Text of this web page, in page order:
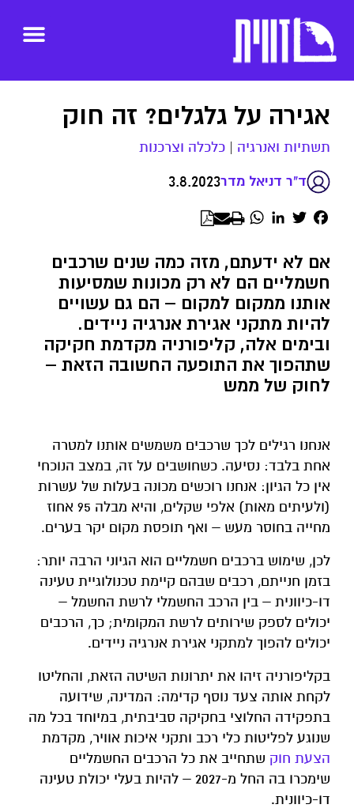
אגירה על גלגלים? זה חוק
תשתיות ואנרגיה | כלכלה וצרכנות
ד"ר דניאל מדר3.8.2023
Facebook
Twitter
LinkedIn
WhatsApp
אם לא ידעתם, מזה כמה שנים שרכבים
חשמליים הם לא רק מכונות שמסיעות
אותנו ממקום למקום – הם גם עשויים
להיות מתקני אגירת אנרגיה ניידים.
ובימים אלה, קליפורניה מקדמת חקיקה
שתהפוך את התופעה החשובה הזאת –
לחוק של ממש
אנחנו רגילים לכך שרכבים משמשים אותנו למטרה
אחת בלבד: נסיעה. כשחושבים על זה, במצב הנוכחי
אין כל הגיון: אנחנו רוכשים מכונה בעלות של עשרות
(ולעיתים מאות) אלפי שקלים, והיא מבלה 95 אחוז
מחייה בחוסר מעש – ואף תופסת מקום יקר בערים.
לכן, שימוש ברכבים חשמליים הוא הגיוני הרבה יותר:
בזמן חנייתם, רכבים שבהם קיימת טכנולוגיית טעינה
דו-כיוונית – בין הרכב החשמלי לרשת החשמל –
יכולים לספק שירותים לרשת המקומית; כך, הרכבים
יכולים להפוך למתקני אגירת אנרגיה ניידים.
בקליפורניה זיהו את יתרונות השיטה הזאת, והחליטו
לקחת אותה צעד נוסף קדימה: המדינה, שידועה
בתפקידה החלוצי בחקיקה סביבתית, במיוחד בכל מה
שנוגע לפליטות כלי רכב ותקני איכות אוויר, מקדמת
הצעת חוק שתחייב את כל הרכבים החשמליים
שימכרו בה החל מ-2027 – להיות בעלי יכולת טעינה
דו-כיוונית.